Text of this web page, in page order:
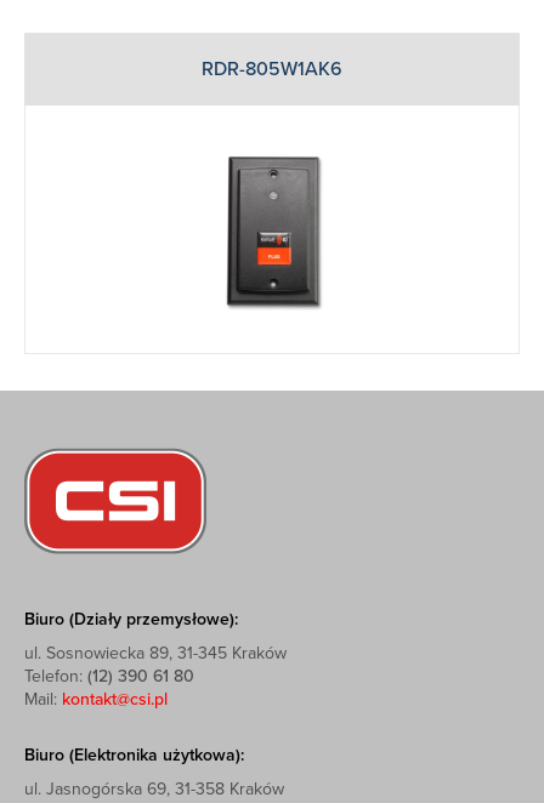
RDR-805W1AK6
Biuro (Działy przemysłowe):
ul. Sosnowiecka 89, 31-345 Kraków
Telefon: (12) 390 61 80
Mail: kontakt@csi.pl
Biuro (Elektronika użytkowa):
ul. Jasnogórska 69, 31-358 Kraków